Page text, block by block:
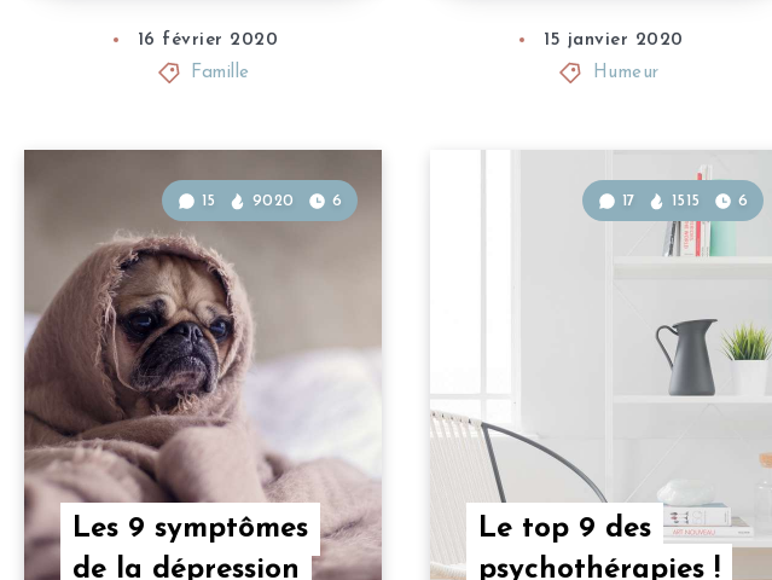
16 février 2020
Famille
15 janvier 2020
Humeur
Les 9 symptômes
de la dépression
15 9020 6
Le top 9 des
psychothérapies !
17 1515 6